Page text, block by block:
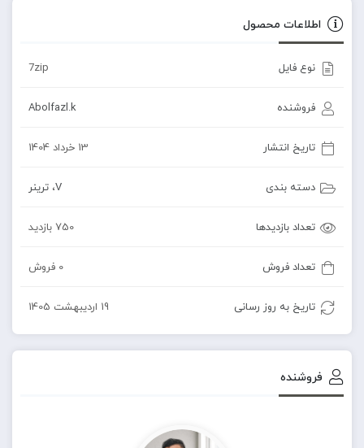
اطلاعات محصول
نوع فایل 7zip
فروشنده Abolfazl.k
تاریخ انتشار 13 خرداد 1404
دسته بندی V، ترینر
تعداد بازدیدها 750 بازدید
تعداد فروش 0 فروش
تاریخ به روز رسانی 19 اردیبهشت 1405
فروشنده